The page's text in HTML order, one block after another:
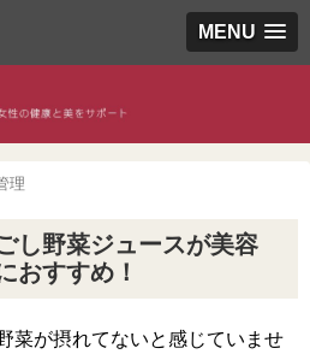
MENU
理
し野菜ジュースが美容
おすすめ！
菜が摂れてないと感じていませ